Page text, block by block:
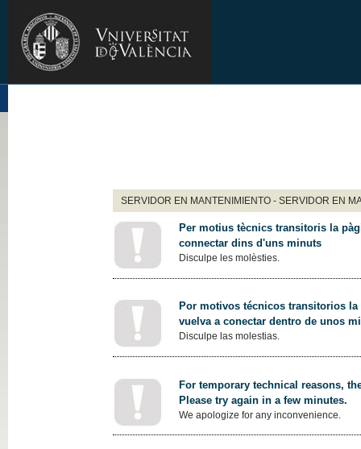
SERVIDOR EN MANTENIMIENTO - SERVIDOR EN
Per motius tècnics transitoris la
connectar dins d'uns minuts
Disculpe les molèsties.
Por motivos técnicos transitorios
vuelva a conectar dentro de unos
Disculpe las molestias.
For temporary technical reasons,
Please try again in a few minutes.
We apologize for any inconvenience.